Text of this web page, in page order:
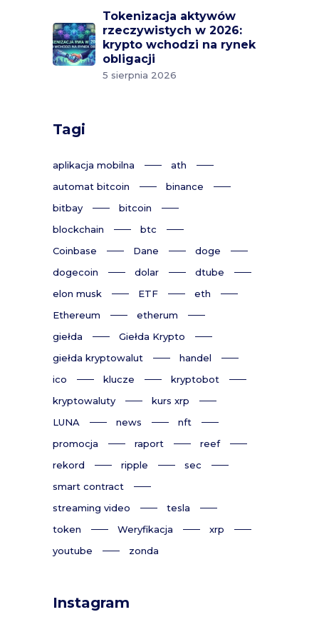
Tokenizacja aktywów
rzeczywistych w 2026:
krypto wchodzi na rynek
obligacji
5 sierpnia 2026
Tagi
aplikacja mobilna
ath
automat bitcoin
binance
bitbay
bitcoin
blockchain
btc
Coinbase
Dane
doge
dogecoin
dolar
dtube
elon musk
ETF
eth
Ethereum
etherum
giełda
Giełda Krypto
giełda kryptowalut
handel
ico
klucze
kryptobot
kryptowaluty
kurs xrp
LUNA
news
nft
promocja
raport
reef
rekord
ripple
sec
smart contract
streaming video
tesla
token
Weryfikacja
xrp
youtube
zonda
Instagram